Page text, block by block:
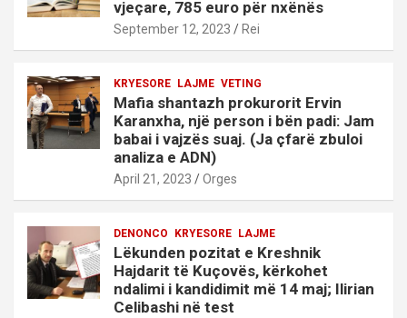
vjeçare, 785 euro për nxënës
September 12, 2023 Rei
KRYESORE LAJME VETING
Mafia shantazh prokurorit Ervin
Karanxha, një person i bën padi: Jam
babai i vajzës suaj. (Ja çfarë zbuloi
analiza e ADN)
April 21, 2023 Orges
DENONCO KRYESORE LAJME
Lëkunden pozitat e Kreshnik
Hajdarit të Kuçovës, kërkohet
ndalimi i kandidimit më 14 maj; Ilirian
Celibashi në test